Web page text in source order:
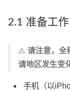
2.1 准备工作
⚠️ 请注意，全
请地区发生变
手机（以